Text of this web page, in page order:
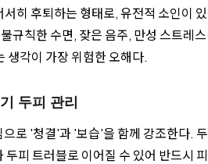
히 후퇴하는 형태로, 유전적 소인이
규칙한 수면, 잦은 음주, 만성 스트레
생각이 가장 위험한 오해다.
두피 관리
로 '청결'과 '보습'을 함께 강조한다.
두피 트러블로 이어질 수 있어 반드시